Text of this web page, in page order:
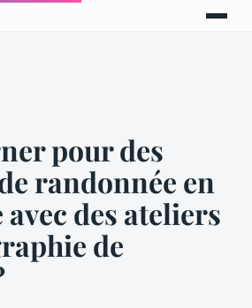
pour des
randonnée en
des ateliers
de